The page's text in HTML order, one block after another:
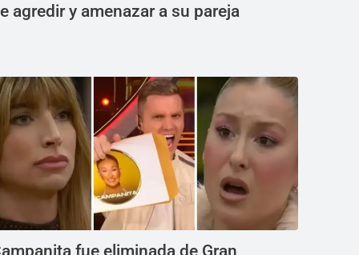
agredir y amenazar a su pareja
fue eliminada de Gran